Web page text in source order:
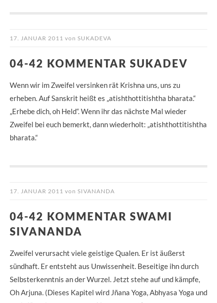
17. JANUAR 2011 von SUKADEVA
04-42 KOMMENTAR SUKADEV
Wenn wir im Zweifel versinken rät Krishna uns, uns zu
erheben. Auf Sanskrit heißt es „atishthottitishtha bharata.“
„Erhebe dich, oh Held“. Wenn ihr das nächste Mal wieder
Zweifel bei euch bemerkt, dann wiederholt: „atishthottitishtha
bharata.“
17. JANUAR 2011 von SIVANANDA
04-42 KOMMENTAR SWAMI
SIVANANDA
Zweifel verursacht viele geistige Qualen. Er ist äußerst
sündhaft. Er entsteht aus Unwissenheit. Beseitige ihn durch
Selbsterkenntnis an der Wurzel. Jetzt stehe auf und kämpfe,
Oh Arjuna. (Dieses Kapitel wird Jñana Yoga, Abhyasa Yoga und